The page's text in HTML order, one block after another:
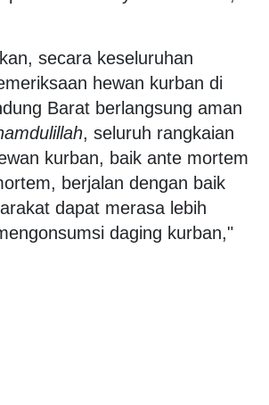
secara keseluruhan
hewan kurban di
Barat berlangsung aman
, seluruh rangkaian
kurban, baik ante mortem
berjalan dengan baik
dapat merasa lebih
daging kurban,"